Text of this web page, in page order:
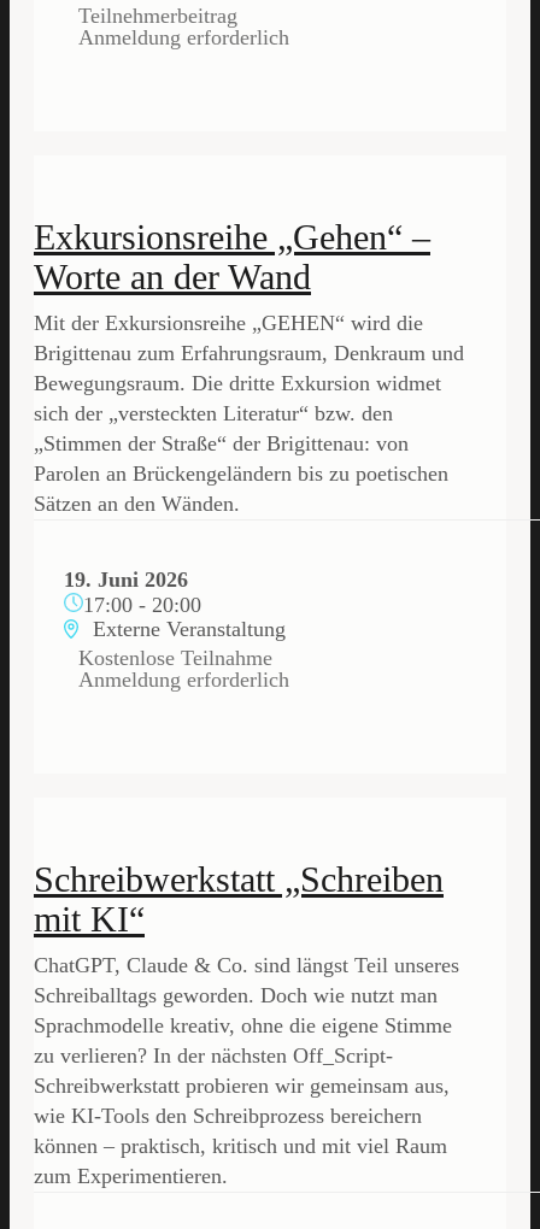
Teilnehmerbeitrag
Anmeldung erforderlich
Exkursionsreihe „Gehen“ –
Worte an der Wand
Mit der Exkursionsreihe „GEHEN“ wird die
Brigittenau zum Erfahrungsraum, Denkraum und
Bewegungsraum. Die dritte Exkursion widmet
sich der „versteckten Literatur“ bzw. den
„Stimmen der Straße“ der Brigittenau: von
Parolen an Brückengeländern bis zu poetischen
Sätzen an den Wänden.
19. Juni 2026
17:00 - 20:00
Externe Veranstaltung
Kostenlose Teilnahme
Anmeldung erforderlich
Schreibwerkstatt „Schreiben
mit KI“
ChatGPT, Claude & Co. sind längst Teil unseres
Schreiballtags geworden. Doch wie nutzt man
Sprachmodelle kreativ, ohne die eigene Stimme
zu verlieren? In der nächsten Off_Script-
Schreibwerkstatt probieren wir gemeinsam aus,
wie KI-Tools den Schreibprozess bereichern
können – praktisch, kritisch und mit viel Raum
zum Experimentieren.